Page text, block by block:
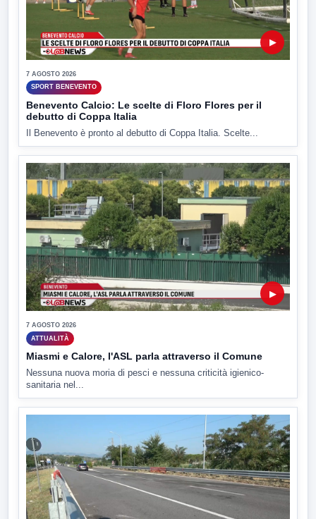
▶
7 AGOSTO 2026
SPORT BENEVENTO
Benevento Calcio: Le scelte di Floro Flores per il
debutto di Coppa Italia
Il Benevento è pronto al debutto di Coppa Italia. Scelte...
▶
7 AGOSTO 2026
ATTUALITÀ
Miasmi e Calore, l'ASL parla attraverso il Comune
Nessuna nuova moria di pesci e nessuna criticità igienico-
sanitaria nel...